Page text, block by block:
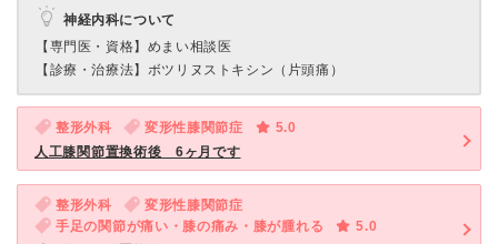
神経内科について
【専門医・資格】 めまい相談医
【診療・治療法】 ボツリヌストキシン（片頭痛）
整形外科 変形性膝関節症
5.0
人工膝関節置換術後 6ヶ月です
整形外科
変形性膝関節症
手足の関節が痛い・膝の痛み・膝が腫れる
5.0